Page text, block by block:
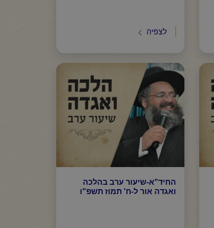
לצפיה
החיד"א-שיעור ערב בהלכה
ואגדה אור ל-ח' תמוז תשפ"ו